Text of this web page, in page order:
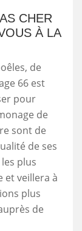
CHER
À LA
de
66 est
pour
de
sont de
de ses
plus
et veillera à
plus
de